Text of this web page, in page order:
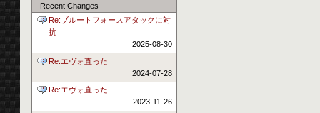
Recent Changes
Re:ブルートフォースアタックに対
抗
2025-08-30
Re:エヴォ直った
2024-07-28
Re:エヴォ直った
2023-11-26